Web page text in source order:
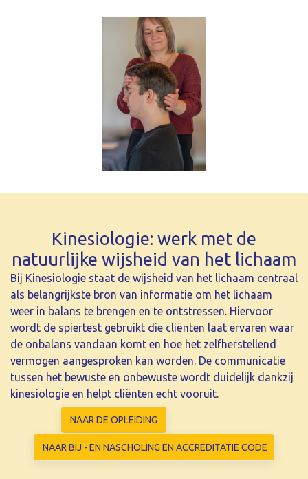
Kinesiologie: werk met de
natuurlijke wijsheid van het lichaam
Bij Kinesiologie staat de wijsheid van het lichaam centraal
als belangrijkste bron van informatie om het lichaam
weer in balans te brengen en te ontstressen. Hiervoor
wordt de spiertest gebruikt die cliënten laat ervaren waar
de onbalans vandaan komt en hoe het zelfherstellend
vermogen aangesproken kan worden. De communicatie
tussen het bewuste en onbewuste wordt duidelijk dankzij
kinesiologie en helpt cliënten echt vooruit.
NAAR DE OPLEIDING
NAAR BIJ - EN NASCHOLING EN ACCREDITATIE CODE